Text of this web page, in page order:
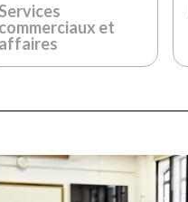
commerciaux et
affaires